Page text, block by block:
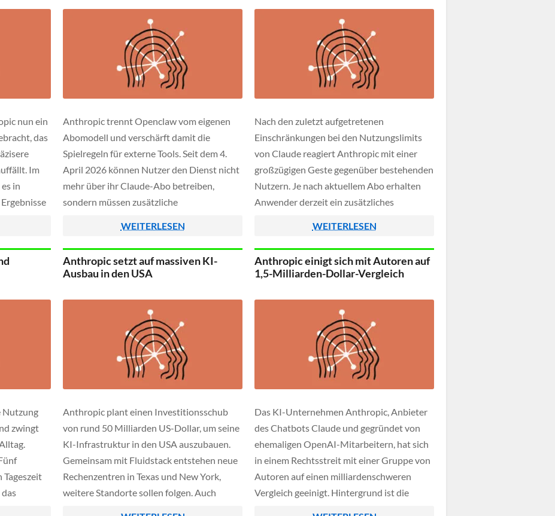
konkreten Patch-Vorschlägen versehen, die
nun ein
das
Im
in
und
zeigt sich
Anthropic trennt Openclaw vom eigenen
Abomodell und verschärft damit die
Spielregeln für externe Tools. Seit dem 4.
April 2026 können Nutzer den Dienst nicht
mehr über ihr Claude-Abo betreiben,
sondern müssen zusätzliche
Unternehmen eine klare Grenze zwischen
eigenen Angeboten und
Drittanwendungen, die bislang nahtlos
WEITERLESEN
Nach den zuletzt aufgetretenen
Einschränkungen bei den Nutzungslimits
von Claude reagiert Anthropic mit einer
großzügigen Geste gegenüber bestehenden
Nutzern. Je nach aktuellem Abo erhalten
Anwender derzeit ein zusätzliches
gebuchtes Paket. Wer das Pro Tier nutzt,
bekommt somit den entsprechenden
Betrag gutgeschrieben, während höhere
Stufen denselben Ausgleich in größerem
[…]
WEITERLESEN
Nutzung
zwingt
Tageszeit
Anthropic setzt auf massiven KI-
Ausbau in den USA
Anthropic plant einen Investitionsschub
von rund 50 Milliarden US-Dollar, um seine
KI-Infrastruktur in den USA auszubauen.
Gemeinsam mit Fluidstack entstehen neue
Rechenzentren in Texas und New York,
weitere Standorte sollen folgen. Auch
Anthropic einigt sich mit Autoren auf
1,5-Milliarden-Dollar-Vergleich
Das KI-Unternehmen Anthropic, Anbieter
des Chatbots Claude und gegründet von
ehemaligen OpenAI-Mitarbeitern, hat sich
in einem Rechtsstreit mit einer Gruppe von
Autoren auf einen milliardenschweren
Vergleich geeinigt. Hintergrund ist die